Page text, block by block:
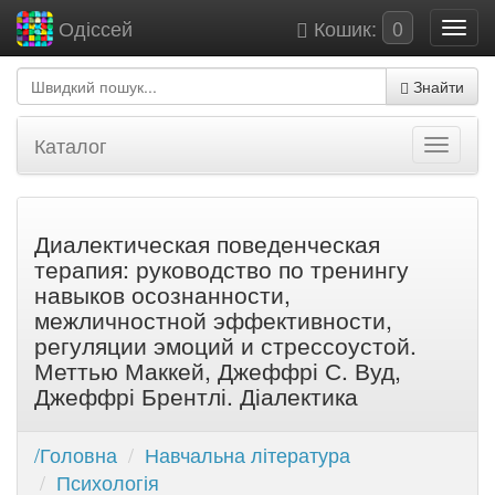
Кошик: 0
Одіссей
Знайти
Каталог
Диалектическая поведенческая
терапия: руководство по тренингу
навыков осознанности,
межличностной эффективности,
регуляции эмоций и стрессоустой.
Меттью Маккей, Джеффрі С. Вуд,
Джеффрі Брентлі. Діалектика
/Головна
Навчальна література
Психологія